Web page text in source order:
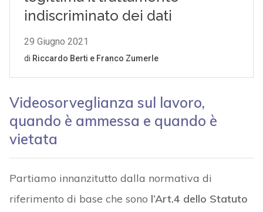
Videosorveglianza sul lavoro,
quando è ammessa e quando è
vietata
Partiamo innanzitutto dalla normativa di
riferimento di base che sono l’Art.4 dello Statuto